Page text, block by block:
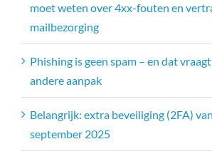
moet weten over 4xx-fouten en
mailbezorging
Phishing is geen spam – en dat
andere aanpak
Belangrijk: extra beveiliging (2FA)
september 2025